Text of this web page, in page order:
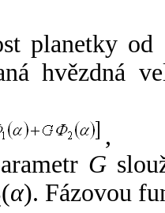
planetky od
hvězdná
,
G
(α). Fázovou